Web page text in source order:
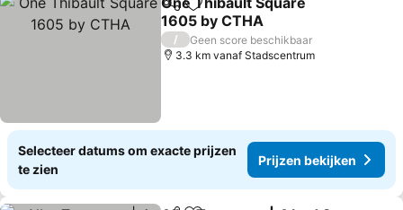
DelenToevoegen aan favorieten
1605 by CTHA
Prijzen bekijken
/
Geen score beschikbaar
3.3 km vanaf Stadscentrum
Selecteer datums om exacte prijzen
te zien
Prijzen bekijken